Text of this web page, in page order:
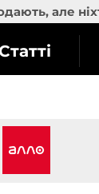
але